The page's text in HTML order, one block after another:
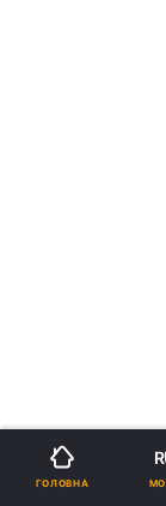
Новини
ГОЛОВНА